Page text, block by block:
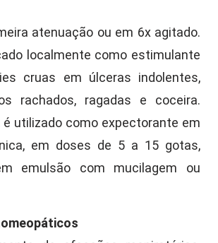
atenuação ou em 6x agitado.
localmente como estimulante
cruas em úlceras indolentes,
rachados, ragadas e coceira.
é utilizado como expectorante em
em doses de 5 a 15 gotas,
emulsão com mucilagem ou